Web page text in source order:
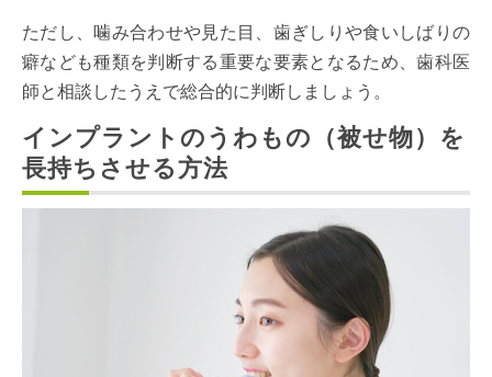
ただし、噛み合わせや見た目、歯ぎしりや食いしばりの
癖なども種類を判断する重要な要素となるため、歯科医
師と相談したうえで総合的に判断しましょう。
インプラントのうわもの（被せ物）を
長持ちさせる方法